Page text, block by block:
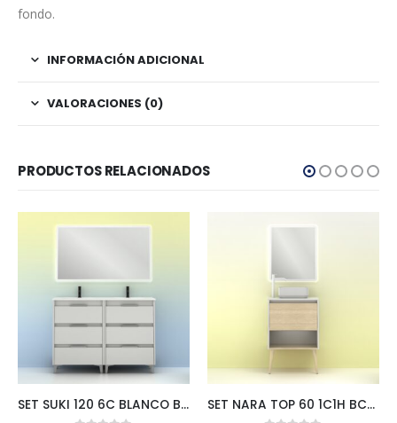
fondo.
INFORMACIÓN ADICIONAL
VALORACIONES (0)
PRODUCTOS RELACIONADOS
SET SUKI 120 6C BLANCO BRILLO + HOSHI SET NARA TOP 60 1C1H BCO-ROBLE+HOSHI